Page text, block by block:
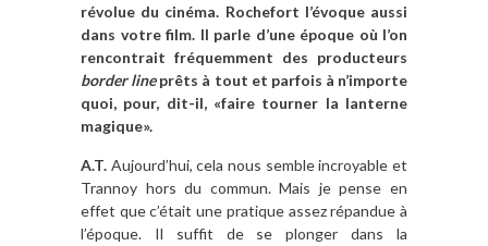
révolue du cinéma. Rochefort l’évoque aussi
dans votre film. Il parle d’une époque où l’on
rencontrait fréquemment des producteurs
border lineprêts à tout et parfois à n’importe
quoi, pour, dit-il, «faire tourner la lanterne
magique».
A.T. Aujourd’hui, cela nous semble incroyable et
Trannoy hors du commun. Mais je pense en
effet que c’était une pratique assez répandue à
l’époque. Il suffit de se plonger dans la